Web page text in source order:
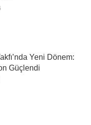
Yeni Dönem:
Güçlendi